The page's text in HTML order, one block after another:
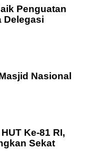
Penguatan
Delegasi
Nasional
Ke-81 RI,
Sekat